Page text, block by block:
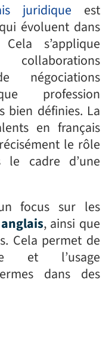
juridique est
évoluent dans
s’applique
négociations
profession
bien définies. La
en français
le rôle
le cadre d’une
focus sur les
, ainsi que
Cela permet de
et l’usage
dans des